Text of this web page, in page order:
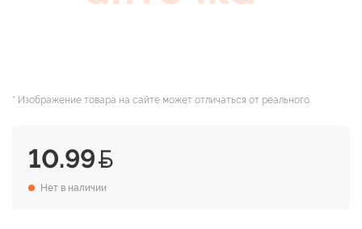
* Изображение товара на сайте может отличаться от реального.
10.99
Нет в наличии